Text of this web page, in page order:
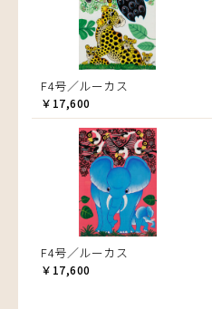
F4号／ルーカス
￥17,600
F4号／ルーカス
￥17,600